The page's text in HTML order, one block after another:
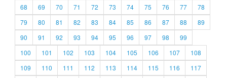
68
69 70 71 72 73 74 75 76 77
78
79
80 81 82 83 84 85 86 87 88
89
90
91 92 93 94 95 96 97 98
99
100
101 102 103 104 105 106 107
108
109
110 111 112 113 114 115 116
117